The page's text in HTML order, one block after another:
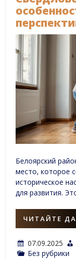
Белоярский
место, которое
историческое
для развития.
ЧИТАЙТЕ
07.09.2025
Без рубрики